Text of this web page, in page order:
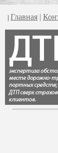
| Главная |